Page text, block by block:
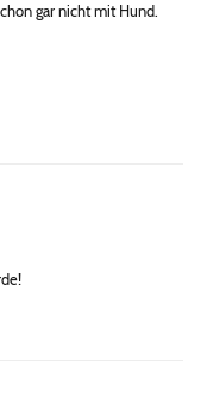
gar nicht mit Hund.